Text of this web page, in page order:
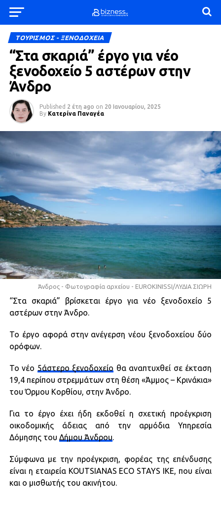
ΤΟΥΡΙΣΜΟΣ - ΞΕΝΟΔΟΧΕΙΑ
“Στα σκαριά” έργο για νέο
ξενοδοχείο 5 αστέρων στην
Άνδρο
Published 2 έτη ago on 20 Ιανουαρίου, 2025
By Κατερίνα Παναγέα
Άνδρος - Φωτογραφία αρχείου - EUROKINISSI/ΛΥΔΙΑ ΣΙΩΡΗ
“Στα σκαριά” βρίσκεται έργο για νέο ξενοδοχείο 5
αστέρων στην Άνδρο.
Το έργο αφορά στην ανέγερση νέου ξενοδοχείου δύο
ορόφων.
Το νέο 5άστερο ξενοδοχείο θα αναπτυχθεί σε έκταση
19,4 περίπου στρεμμάτων στη θέση «Άμμος – Κρινάκια»
του Όρμου Κορθίου, στην Άνδρο.
Για το έργο έχει ήδη εκδοθεί η σχετική προέγκριση
οικοδομικής άδειας από την αρμόδια Υπηρεσία
Δόμησης του Δήμου Άνδρου.
Σύμφωνα με την προέγκριση, φορέας της επένδυσης
είναι η εταιρεία KOUTSIANAS ECO STAYS IKE, που είναι
και ο μισθωτής του ακινήτου.